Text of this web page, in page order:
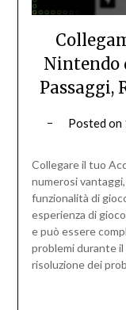
Nintendo
Passaggi,
Posted on
Collegare il tuo
numerosi
funzionalità di
esperienza di
e può essere
problemi durante il
risoluzione dei